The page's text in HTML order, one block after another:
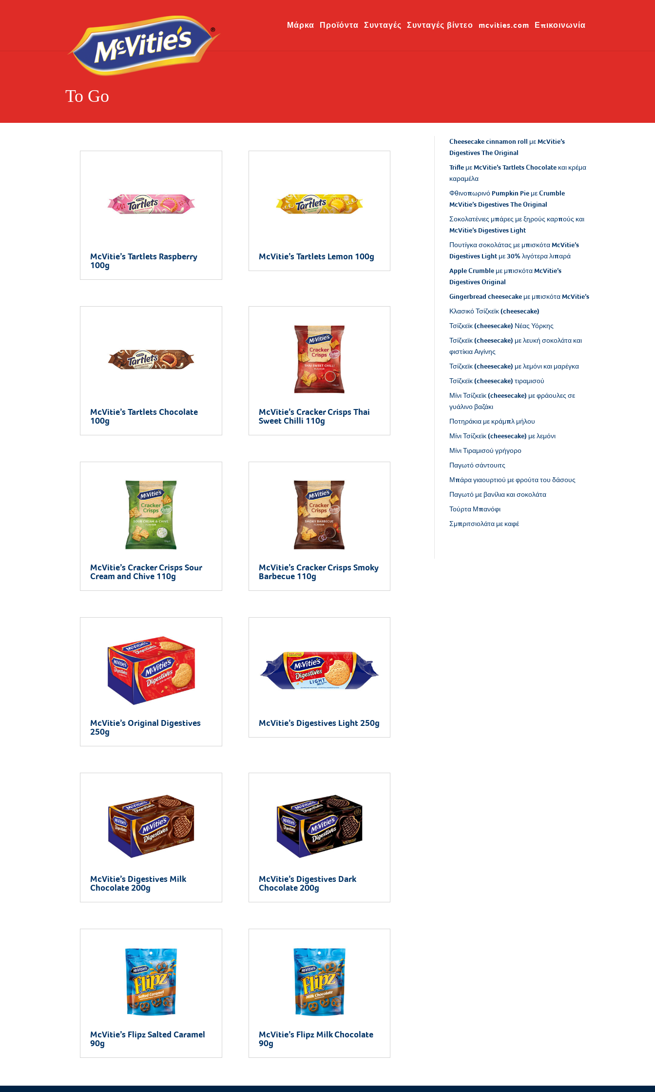
Μάρκα Προϊόντα Συνταγές Συνταγές βίντεο mcvities.com Επικοινωνία
To Go
McVitie’s Tartlets Raspberry
100g
McVitie’s Tartlets Lemon 100g
McVitie’s Tartlets Chocolate
100g
McVitie’s Cracker Crisps Thai
Sweet Chilli 110g
McVitie’s Cracker Crisps Sour
Cream and Chive 110g
McVitie’s Cracker Crisps Smoky
Barbecue 110g
McVitie’s Original Digestives
250g
McVitie’s Digestives Light 250g
McVitie’s Digestives Milk
Chocolate 200g
McVitie’s Digestives Dark
Chocolate 200g
McVitie’s Flipz Salted Caramel
90g
McVitie’s Flipz Milk Chocolate
90g
Cheesecake cinnamon roll με McVitie’s
Digestives The Original
Trifle με McVitie’s Tartlets Chocolate και κρέμα
καραμέλα
Φθινοπωρινό Pumpkin Pie με Crumble
McVitie’s Digestives The Original
Σοκολατένιες μπάρες με ξηρούς καρπούς και
McVitie’s Digestives Light
Πουτίγκα σοκολάτας με μπισκότα McVitie’s
Digestives Light με 30% λιγότερα λιπαρά
Apple Crumble με μπισκότα McVitie’s
Digestives Original
Gingerbread cheesecake με μπισκότα McVitie’s
Κλασικό Τσίζκεϊκ (cheesecake)
Τσίζκεϊκ (cheesecake) Νέας Υόρκης
Τσίζκεϊκ (cheesecake) με λευκή σοκολάτα και
φιστίκια Αιγίνης
Τσίζκεϊκ (cheesecake) με λεμόνι και μαρέγκα
Τσίζκεϊκ (cheesecake) τιραμισού
Μίνι Τσίζκεϊκ (cheesecake) με φράουλες σε
γυάλινο βαζάκι
Ποτηράκια με κράμπλ μήλου
Μίνι Τσίζκεϊκ (cheesecake) με λεμόνι
Μίνι Τιραμισού γρήγορο
Παγωτό σάντουιτς
Μπάρα γιαουρτιού με φρούτα του δάσους
Παγωτό με βανίλια και σοκολάτα
Τούρτα Μπανόφι
Σμπριτσιολάτα με καφέ